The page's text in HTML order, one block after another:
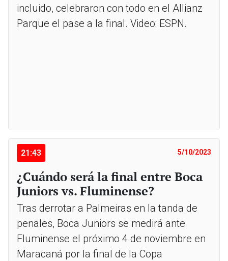
incluido, celebraron con todo en el Allianz
Parque el pase a la final. Video: ESPN.
21:43 5/10/2023
¿Cuándo será la final entre Boca
Juniors vs. Fluminense?
Tras derrotar a Palmeiras en la tanda de
penales, Boca Juniors se medirá ante
Fluminense el próximo 4 de noviembre en
Maracaná por la final de la Copa